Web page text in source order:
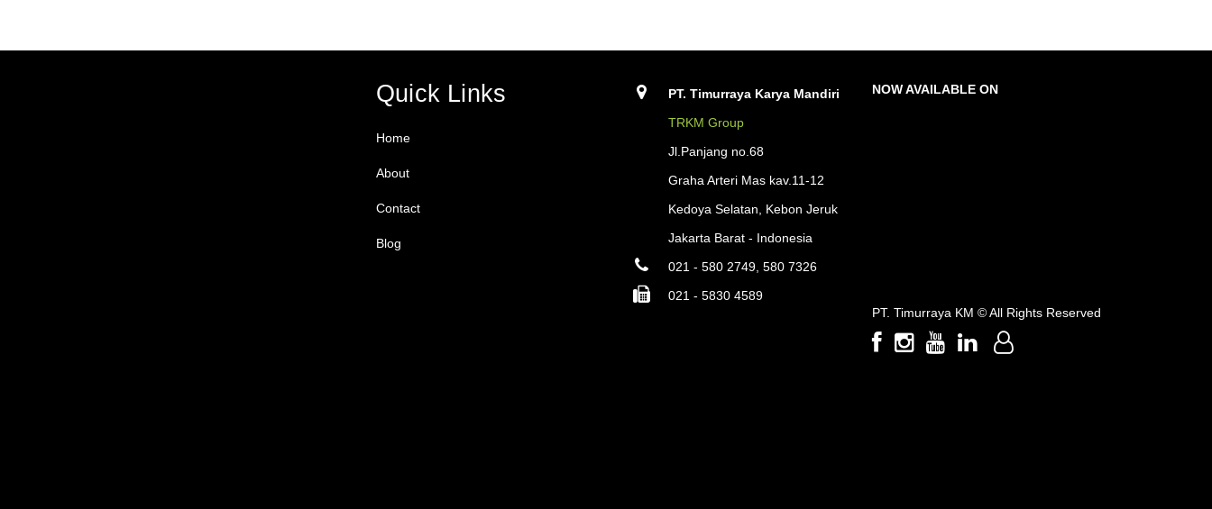
Quick Links
Home
About
Contact
Blog
PT. Timurraya Karya Mandiri
TRKM Group
Jl.Panjang no.68
Graha Arteri Mas kav.11-12
Kedoya Selatan, Kebon Jeruk
Jakarta Barat - Indonesia
021 - 580 2749, 580 7326
021 - 5830 4589
NOW AVAILABLE ON
PT. Timurraya KM ©All Rights Reserved